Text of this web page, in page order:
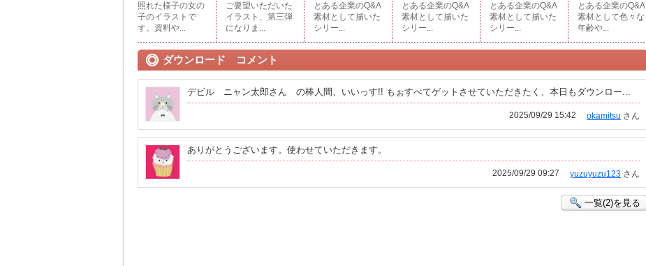
照れた様子の女の
子のイラストで
す。資料や...
ご要望いただいた
イラスト、第三弾
になりま...
とある企業のQ&A
素材として描いた
シリー...
とある企業のQ&A
素材として描いた
シリー...
とある企業のQ&A
素材として描いた
シリー...
とある企業のQ&A
素材として色々な
年齢や...
ダウンロード コメント
デビル ニャン太郎さん の棒人間、いいっす!! もぉすべてゲットさせていただきたく、本日もダウンロー...
okamitsu さん
2025/09/29 15:42
ありがとうございます。使わせていただきます。
yuzuyuzu123 さん
2025/09/29 09:27
一覧(2)を見る